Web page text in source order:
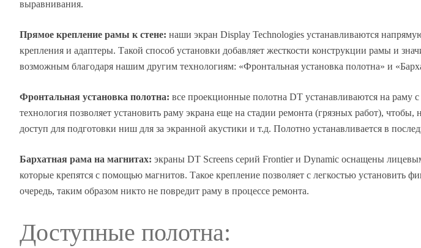
выравнивания.
Прямое крепление рамы к стене: наши экран Display Technologies устанавливаются
крепления и адаптеры. Такой способ установки добавляет жесткости конструкции рамы и
возможным благодаря нашим другим технологиям: «Фронтальная установка полотна» и
Фронтальная установка полотна: все проекционные полотна DT устанавливаются на раму
технология позволяет установить раму экрана еще на стадии ремонта (грязных работ),
доступ для подготовки ниш для за экранной акустики и т.д. Полотно устанавливается в
Бархатная рама на магнитах: экраны DT Screens серий Frontier и Dynamic оснащены
которые крепятся с помощью магнитов. Такое крепление позволяет с легкостью
очередь, таким образом никто не повредит раму в процессе ремонта.
Доступные полотна: